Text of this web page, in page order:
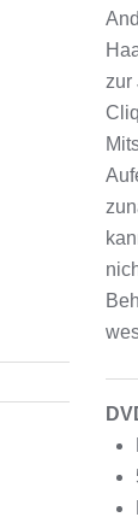
zur